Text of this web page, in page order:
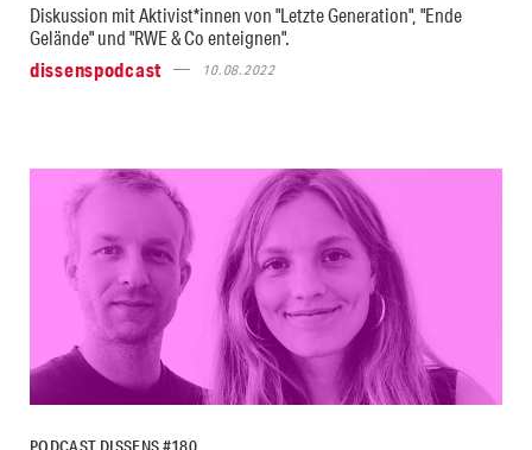
Diskussion mit Aktivist*innen von "Letzte Generation", "Ende
Gelände" und "RWE & Co enteignen".
dissenspodcast
10.08.2022